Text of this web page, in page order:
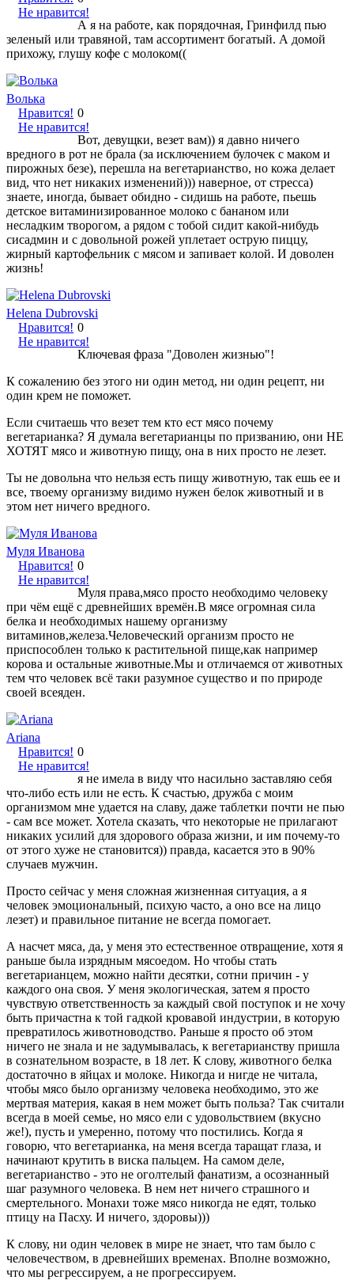
Не нравится!
А я на работе, как порядочная, Гринфилд пью
зеленый или травяной, там ассортимент богатый. А домой
прихожу, глушу кофе с молоком((
Волька
Нравится!
Не нравится!
0
Вот, девущки, везет вам)) я давно ничего
вредного в рот не брала (за исключением булочек с маком и
пирожных безе), перешла на вегетарианство, но кожа делает
вид, что нет никаких изменений))) наверное, от стресса)
знаете, иногда, бывает обидно - сидишь на работе, пьешь
детское витаминизированное молоко с бананом или
несладким творогом, а рядом с тобой сидит какой-нибудь
сисадмин и с довольной рожей уплетает острую пиццу,
жирный картофельник с мясом и запивает колой. И доволен
жизнь!
Helena Dubrovski
Нравится!
Не нравится!
0
Ключевая фраза "Доволен жизнью"!
К сожалению без этого ни один метод, ни один рецепт, ни
один крем не поможет.
Если считаешь что везет тем кто ест мясо почему
вегетарианка? Я думала вегетарианцы по призванию, они НЕ
ХОТЯТ мясо и животную пищу, она в них просто не лезет.
Ты не довольна что нельзя есть пищу животную, так ешь ее и
все, твоему организму видимо нужен белок животный и в
этом нет ничего вредного.
Муля Иванова
Нравится!
Не нравится!
0
Муля права,мясо просто необходимо человеку
при чём ещё с древнейших времён.В мясе огромная сила
белка и необходимых нашему организму
витаминов,железа.Человеческий организм просто не
приспособлен только к растительной пище,как например
корова и остальные животные.Мы и отличаемся от животных
тем что человек всё таки разумное существо и по природе
своей всеяден.
Ariana
Нравится!
Не нравится!
0
я не имела в виду что насильно заставляю себя
что-либо есть или не есть. К счастью, дружба с моим
организмом мне удается на славу, даже таблетки почти не пью
- сам все может. Хотела сказать, что некоторые не прилагают
никаких усилий для здорового образа жизни, и им почему-то
от этого хуже не становится)) правда, касается это в 90%
случаев мужчин.
Просто сейчас у меня сложная жизненная ситуация, а я
человек эмоциональный, психую часто, а оно все на лицо
лезет) и правильное питание не всегда помогает.
А насчет мяса, да, у меня это естественное отвращение, хотя я
раньше была изрядным мясоедом. Но чтобы стать
вегетарианцем, можно найти десятки, сотни причин - у
каждого она своя. У меня экологическая, затем я просто
чувствую ответственность за каждый свой поступок и не хочу
быть причастна к той гадкой кровавой индустрии, в которую
превратилось животноводство. Раньше я просто об этом
ничего не знала и не задумывалась, к вегетарианству пришла
в сознательном возрасте, в 18 лет. К слову, животного белка
достаточно в яйцах и молоке. Никогда и нигде не читала,
чтобы мясо было организму человека необходимо, это же
мертвая материя, какая в нем может быть польза? Так считали
всегда в моей семье, но мясо ели с удовольствием (вкусно
же!), пусть и умеренно, потому что постились. Когда я
говорю, что вегетарианка, на меня всегда таращат глаза, и
начинают крутить в виска пальцем. На самом деле,
вегетарианство - это не оголтелый фанатизм, а осознанный
шаг разумного человека. В нем нет ничего страшного и
смертельного. Монахи тоже мясо никогда не едят, только
птицу на Пасху. И ничего, здоровы)))
К слову, ни один человек в мире не знает, что там было с
человечеством, в древнейших временах. Вполне возможно,
что мы регрессируем, а не прогрессируем.